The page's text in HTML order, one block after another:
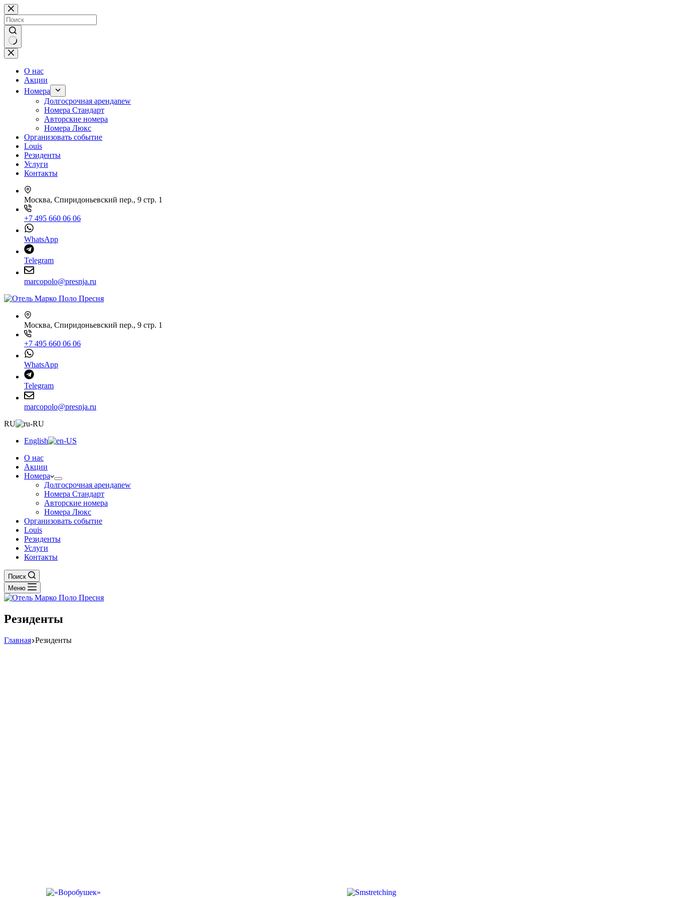
Перейти
к
сути
Ничего
не
найденоО нас
Акции
Номера
Долгосрочная арендаnew
Номера Стандарт
Авторские номера
Номера Люкс
Организовать событие
Louis
Резиденты
Услуги
Контакты
Москва, Спиридоньевский пер., 9 стр. 1
+7 495 660 06 06
WhatsApp
Telegram
marcopolo@presnja.ru
Москва, Спиридоньевский пер., 9 стр. 1
+7 495 660 06 06
WhatsApp
Telegram
marcopolo@presnja.ru
RU
English
О нас
Акции
Номера
Долгосрочная арендаnew
Номера Стандарт
Авторские номера
Номера Люкс
Организовать событие
Louis
Резиденты
Услуги
Контакты
Поиск
Меню
Резиденты
Главная Резиденты